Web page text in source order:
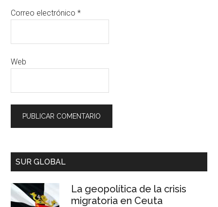
Correo electrónico*
Web
SUR GLOBAL
La geopolítica de la crisis
migratoria en Ceuta